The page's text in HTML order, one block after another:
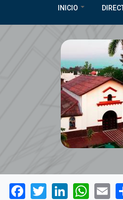
INICIO
Facebook
Twitter